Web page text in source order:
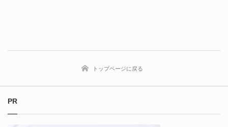
トップページに戻る
PR